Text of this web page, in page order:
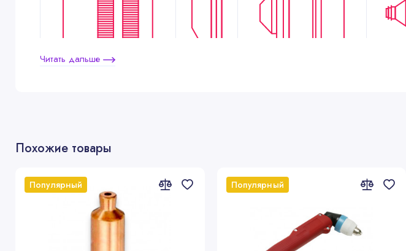
№
11.852.201.081
G522
Читать дальше
Похожие товары
Популярный Популярный